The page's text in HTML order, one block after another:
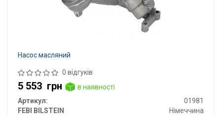
Насос масляний
0 відгуків
5 553 грн
в наявності
Артикул:
01981
FEBI BILSTEIN
Німеччина